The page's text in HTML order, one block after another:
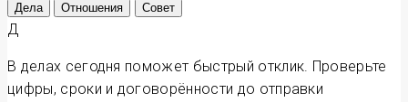
Дела Отношения Совет
Д
В делах сегодня поможет быстрый отклик. Проверьте
цифры, сроки и договорённости до отправки